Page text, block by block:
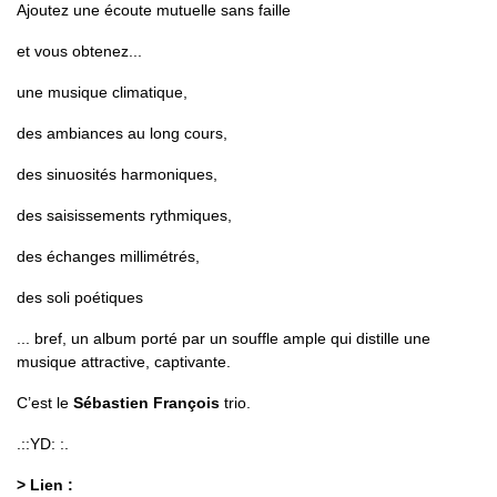
Ajoutez une écoute mutuelle sans faille
et vous obtenez...
une musique climatique,
des ambiances au long cours,
des sinuosités harmoniques,
des saisissements rythmiques,
des échanges millimétrés,
des soli poétiques
... bref, un album porté par un souffle ample qui distille une
musique attractive, captivante.
C’est le Sébastien François trio.
.::YD: :.
> Lien :